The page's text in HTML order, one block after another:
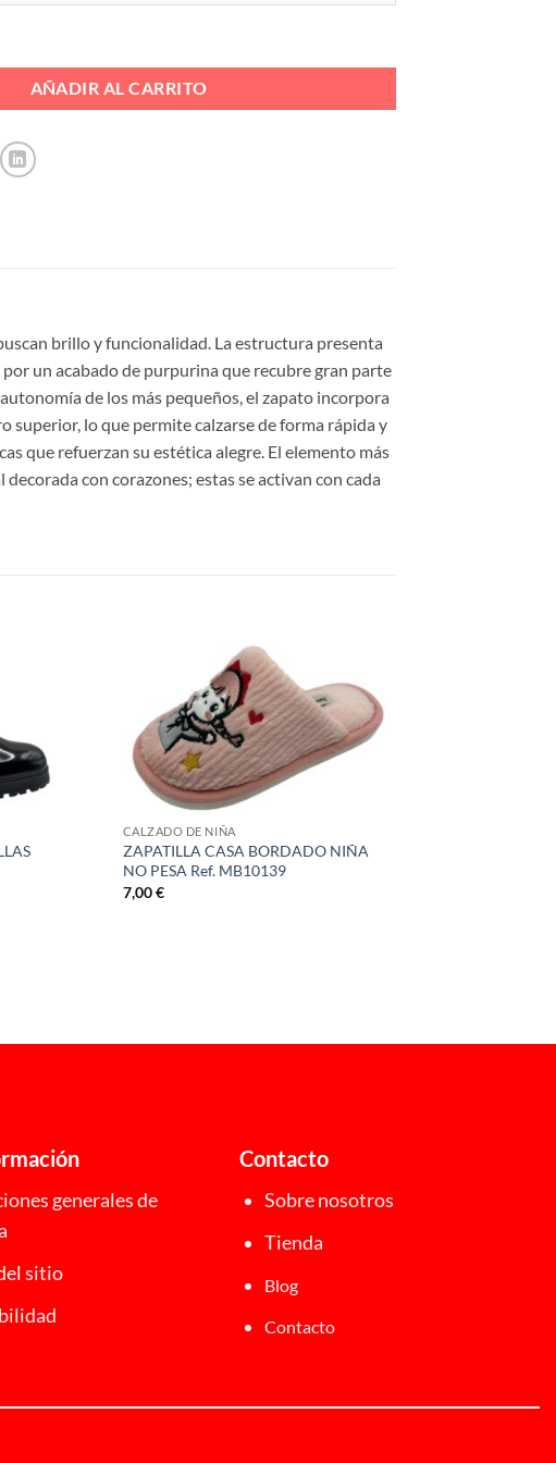
AÑADIR AL CARRITO
brillo y funcionalidad. La estructura presenta
un acabado de purpurina que recubre gran parte
de los más pequeños, el zapato incorpora
superior, lo que permite calzarse de forma rápida y
que refuerzan su estética alegre. El elemento más
con corazones; estas se activan con cada
CALZADO DE NIÑA
ZAPATILLA CASA BORDADO NIÑA
NO PESA Ref. MB10139
7,00€
generales de
sitio
Contacto
Sobre nosotros
Tienda
Blog
Contacto